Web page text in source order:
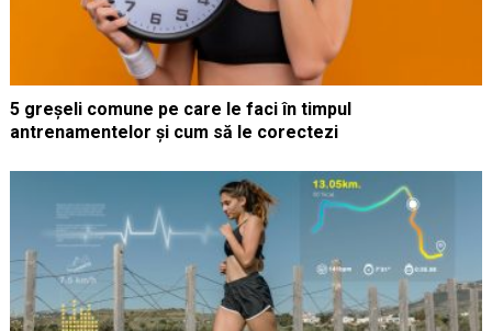
5 greșeli comune pe care le faci în timpul
antrenamentelor și cum să le corectezi